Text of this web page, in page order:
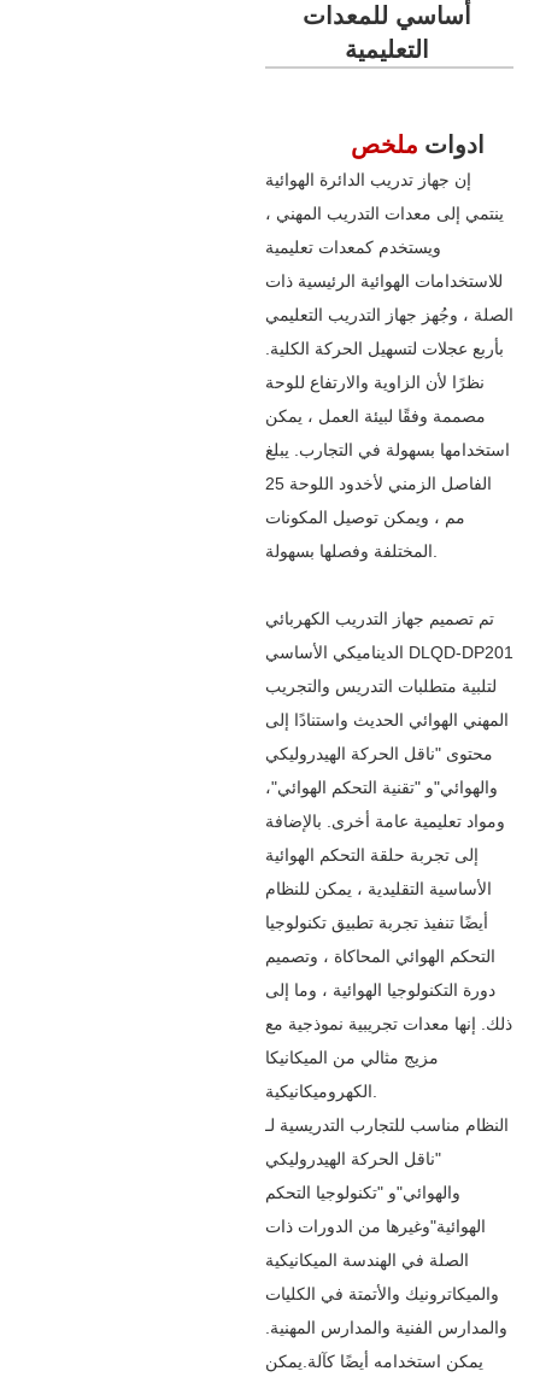
أساسي للمعدات
التعليمية
ادوات ملخص
إن جهاز تدريب الدائرة الهوائية
ينتمي إلى معدات التدريب المهني ،
ويستخدم كمعدات تعليمية
للاستخدامات الهوائية الرئيسية ذات
الصلة ، وجُهز جهاز التدريب التعليمي
بأربع عجلات لتسهيل الحركة الكلية.
نظرًا لأن الزاوية والارتفاع للوحة
مصممة وفقًا لبيئة العمل ، يمكن
استخدامها بسهولة في التجارب. يبلغ
الفاصل الزمني لأخدود اللوحة 25
مم ، ويمكن توصيل المكونات
تم تصميم جهاز التدريب الكهربائي
الديناميكي الأساسي DLQD-DP201
لتلبية متطلبات التدريس والتجريب
المهني الهوائي الحديث واستنادًا إلى
محتوى "ناقل الحركة الهيدروليكي
والهوائي"و "تقنية التحكم الهوائي"،
ومواد تعليمية عامة أخرى. بالإضافة
إلى تجربة حلقة التحكم الهوائية
الأساسية التقليدية ، يمكن للنظام
أيضًا تنفيذ تجربة تطبيق تكنولوجيا
التحكم الهوائي المحاكاة ، وتصميم
دورة التكنولوجيا الهوائية ، وما إلى
ذلك. إنها معدات تجريبية نموذجية مع
مزيج مثالي من الميكانيكا
النظام مناسب للتجارب التدريسية لـ
"ناقل الحركة الهيدروليكي
والهوائي"و "تكنولوجيا التحكم
الهوائية"وغيرها من الدورات ذات
الصلة في الهندسة الميكانيكية
والميكاترونيك والأتمتة في الكليات
والمدارس الفنية والمدارس المهنية.
يمكن استخدامه أيضًا كآلة.يمكن